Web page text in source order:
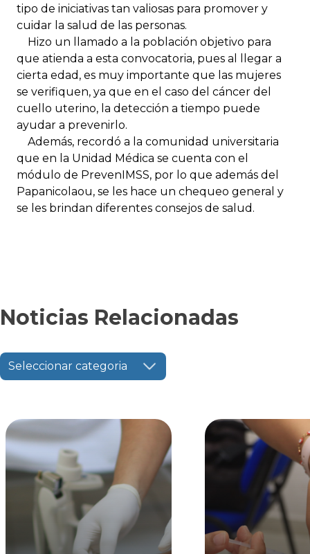
tipo de iniciativas tan valiosas para promover y
cuidar la salud de las personas.
Hizo un llamado a la población objetivo para
que atienda a esta convocatoria, pues al llegar a
cierta edad, es muy importante que las mujeres
se verifiquen, ya que en el caso del cáncer del
cuello uterino, la detección a tiempo puede
ayudar a prevenirlo.
Además, recordó a la comunidad universitaria
que en la Unidad Médica se cuenta con el
módulo de PrevenIMSS, por lo que además del
Papanicolaou, se les hace un chequeo general y
se les brindan diferentes consejos de salud.
Noticias Relacionadas
Seleccionar categoria